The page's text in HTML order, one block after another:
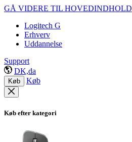
GÅ VIDERE TIL HOVEDINDHOLD
Logitech G
Erhverv
Uddannelse
Support
DK,da
Køb Køb
Køb efter kategori